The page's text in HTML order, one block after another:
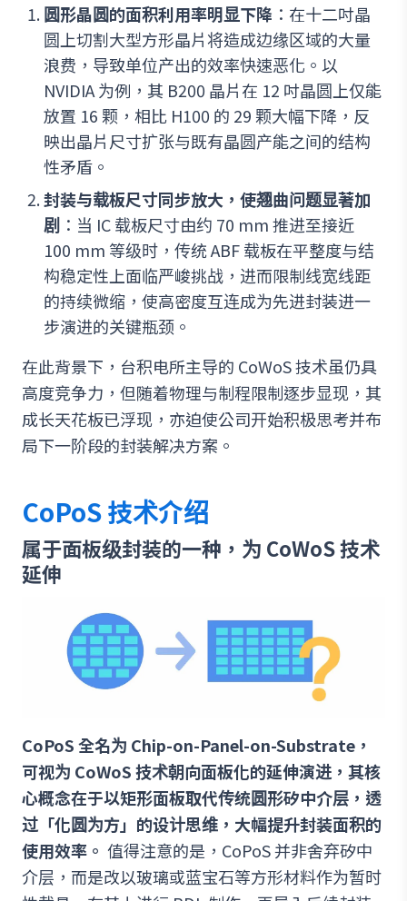
圆形晶圆的面积利用率明显下降 ：在十二吋晶
圆上切割大型方形晶片将造成边缘区域的大量
浪费，导致单位产出的效率快速恶化。以
NVIDIA 为例，其 B200 晶片在 12 吋晶圆上仅能
放置 16 颗，相比 H100 的 29 颗大幅下降，反
映出晶片尺寸扩张与既有晶圆产能之间的结构
性矛盾。
封装与载板尺寸同步放大，使翘曲问题显著加
剧 ：当 IC 载板尺寸由约 70 mm 推进至接近
100 mm 等级时，传统 ABF 载板在平整度与结
构稳定性上面临严峻挑战，进而限制线宽线距
的持续微缩，使高密度互连成为先进封装进一
步演进的关键瓶颈。
在此背景下，台积电所主导的 CoWoS 技术虽仍具
高度竞争力，但随着物理与制程限制逐步显现，其
成长天花板已浮现，亦迫使公司开始积极思考并布
局下一阶段的封装解决方案。
CoPoS 技术介绍
属于面板级封装的一种，为 CoWoS 技术
延伸
CoPoS 全名为 Chip-on-Panel-on-Substrate，
可视为 CoWoS 技术朝向面板化的延伸演进，其核
心概念在于以矩形面板取代传统圆形矽中介层，透
过「化圆为方」的设计思维，大幅提升封装面积的
使用效率。 值得注意的是，CoPoS 并非舍弃矽中
介层，而是改以玻璃或蓝宝石等方形材料作为暂时